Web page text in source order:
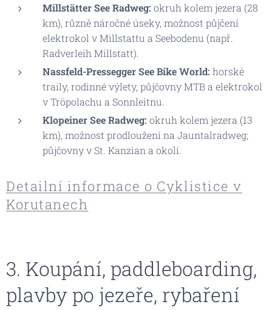
Millstätter See Radweg: okruh kolem jezera (28
km), různě náročné úseky, možnost půjčení
elektrokol v Millstattu a Seebodenu (např.
Radverleih Millstatt).
Nassfeld-Pressegger See Bike World: horské
traily, rodinné výlety, půjčovny MTB a elektrokol
v Tröpolachu a Sonnleitnu.
Klopeiner See Radweg: okruh kolem jezera (13
km), možnost prodloužení na Jauntalradweg;
půjčovny v St. Kanzian a okolí.
Detailní informace o Cyklistice v
Korutanech
3. Koupání, paddleboarding,
plavby po jezeře, rybaření